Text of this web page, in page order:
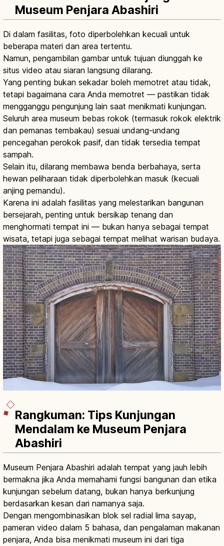
Museum Penjara Abashiri
Di dalam fasilitas, foto diperbolehkan kecuali untuk
beberapa materi dan area tertentu.
Namun, pengambilan gambar untuk tujuan diunggah ke
situs video atau siaran langsung dilarang.
Yang penting bukan sekadar boleh memotret atau tidak,
tetapi bagaimana cara Anda memotret — pastikan tidak
mengganggu pengunjung lain saat menikmati kunjungan.
Seluruh area museum bebas rokok (termasuk rokok elektrik
dan pemanas tembakau) sesuai undang-undang
pencegahan perokok pasif, dan tidak tersedia tempat
sampah.
Selain itu, dilarang membawa benda berbahaya, serta
hewan peliharaan tidak diperbolehkan masuk (kecuali
anjing pemandu).
Karena ini adalah fasilitas yang melestarikan bangunan
bersejarah, penting untuk bersikap tenang dan
menghormati tempat ini — bukan hanya sebagai tempat
wisata, tetapi juga sebagai tempat melihat warisan budaya.
Rangkuman: Tips Kunjungan
Mendalam ke Museum Penjara
Abashiri
Museum Penjara Abashiri adalah tempat yang jauh lebih
bermakna jika Anda memahami fungsi bangunan dan etika
kunjungan sebelum datang, bukan hanya berkunjung
berdasarkan kesan dari namanya saja.
Dengan mengombinasikan blok sel radial lima sayap,
pameran video dalam 5 bahasa, dan pengalaman makanan
penjara, Anda bisa menikmati museum ini dari tiga